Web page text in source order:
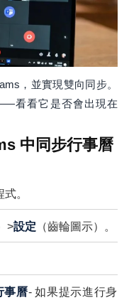
，並實現雙向同步。
看看它是否會出現在
中同步行事曆
。
>設定 （齒輪圖示）。
事曆- 如果提示進行身